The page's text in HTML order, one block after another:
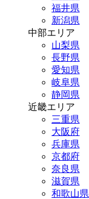
福井県
新潟県
中部エリア
山梨県
長野県
愛知県
岐阜県
静岡県
近畿エリア
三重県
大阪府
兵庫県
京都府
奈良県
滋賀県
和歌山県